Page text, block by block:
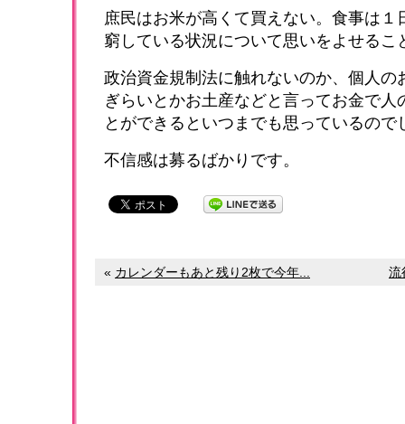
庶民はお米が高くて買えない。食事は１
窮している状況について思いをよせるこ
政治資金規制法に触れないのか、個人の
ぎらいとかお土産などと言ってお金で人
とができるといつまでも思っているので
不信感は募るばかりです。
« カレンダーもあと残り2枚で今年... 流